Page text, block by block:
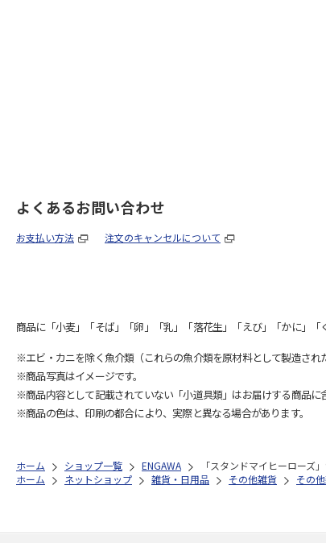
よくあるお問い合わせ
お支払い方法 注文のキャンセルについて
商品に「小麦」「そば」「卵」「乳」「落花生」「えび」「かに」
※エビ・カニを除く魚介類（これらの魚介類を原材料として製造され
※商品写真はイメージです。
※商品内容として記載されていない「小道具類」はお届けする商品に
※商品の色は、印刷の都合により、実際と異なる場合があります。
ホーム ショップ一覧 ENGAWA
「スタンドマイヒーローズ
ホーム
ネットショップ 雑貨・日用品 その他雑貨 その